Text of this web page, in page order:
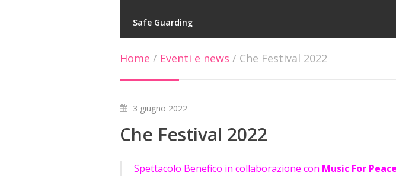
Safe Guarding
Home / Eventi e news / Che Festival 2022
3 giugno 2022
Che Festival 2022
Spettacolo Benefico in collaborazione con Music For Peace